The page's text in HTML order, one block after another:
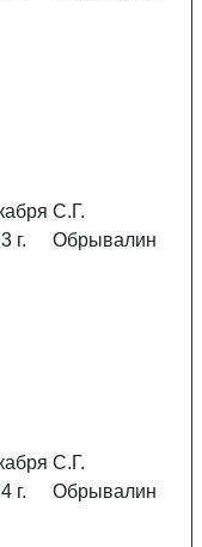
г.
С.Г.
Обрывалин
г.
С.Г.
Обрывалин